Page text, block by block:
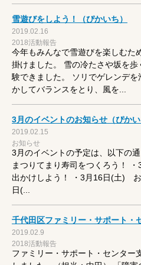
雪遊びをしよう！（ぴかいち）
2019.02.16
2018活動報告
今年もみんなで雪遊びを楽しむた
掛けました。 雪の冷たさや坂を
験できました。 ソリでゲレンデ
かしてバランスをとり、風を...
3月のイベントのお知らせ（ぴかい
2019.02.15
お知らせ
3月のイベントの予定は、以下の
まつりてまり寿司をつくろう！
出かけしよう！ ・3月16日(土)
日(...
千代田区ファミリー・サポート・
2019.02.9
2018活動報告
ファミリー・サポート・センター